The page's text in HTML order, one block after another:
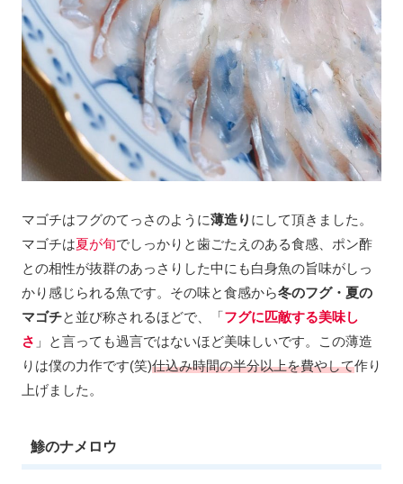
マゴチはフグのてっさのように薄造り にして頂きました。
マゴチは夏が旬でしっかりと歯ごたえのある食感、ポン酢
との相性が抜群のあっさりした中にも白身魚の旨味がしっ
かり感じられる魚です。その味と食感から冬のフグ・夏の
マゴチと並び称されるほどで、「フグに匹敵する美味し
さ 」と言っても過言ではないほど美味しいです。この薄造
りは僕の力作です(笑)仕込み時間の半分以上を費やして作り
上げました。
鯵のナメロウ